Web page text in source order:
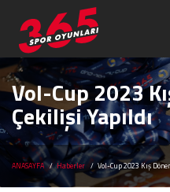
Vol-Cup 2023
Çekilişi Yapıldı
ANASAYFA Haberler Vol-Cup 2023 Kış